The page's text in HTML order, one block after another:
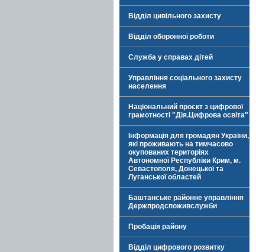
Відділ цивільного захисту
Відділ оборонної роботи
Служба у справах дітей
Управління соціального захисту
населення
Національний проєкт з цифрової
грамотності "Дія.Цифрова освіта"
Інформація для громадян України,
які проживають на тимчасово
окупованих територіях
Автономної Республіки Крим, м.
Севастополя, Донецької та
Луганської областей
Баштанське районне управління
Держпродспоживслужби
Пробація району
Відділ цифрового розвитку